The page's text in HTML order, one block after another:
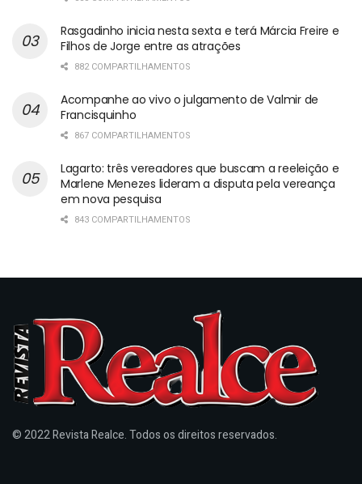
Rasgadinho inicia nesta sexta e terá Márcia Freire e
Filhos de Jorge entre as atrações
882 COMPARTILHAMENTOS
Acompanhe ao vivo o julgamento de Valmir de
Francisquinho
867 COMPARTILHAMENTOS
Lagarto: três vereadores que buscam a reeleição e
Marlene Menezes lideram a disputa pela vereança
em nova pesquisa
843 COMPARTILHAMENTOS
© 2022 Revista Realce. Todos os direitos reservados.